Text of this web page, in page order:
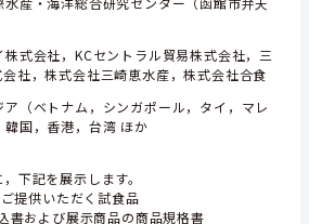
株式会社，KCセントラル貿易株式会社，三
社，株式会社三崎恵水産，株式会社合食
（ベトナム，シンガポール，タイ，マレ
国，香港，台湾 ほか
下記を展示します。
提供いただく試食品
書および展示商品の商品規格書